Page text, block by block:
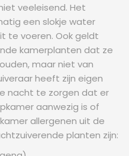
veeleisend. Het
een slokje water
te voeren. Ook geldt
kamerplanten dat ze
maar niet van
heeft zijn eigen
nacht te zorgen dat er
aanwezig is of
allergenen uit de
planten zijn: